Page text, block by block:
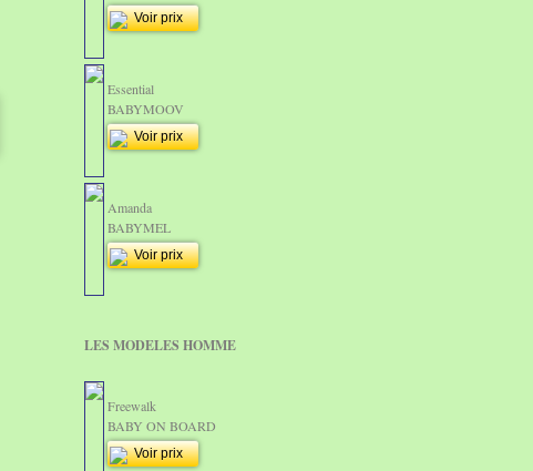
Voir prix
Essential
BABYMOOV
Voir prix
Amanda
BABYMEL
Voir prix
LES MODELES HOMME
Freewalk
BABY ON BOARD
Voir prix